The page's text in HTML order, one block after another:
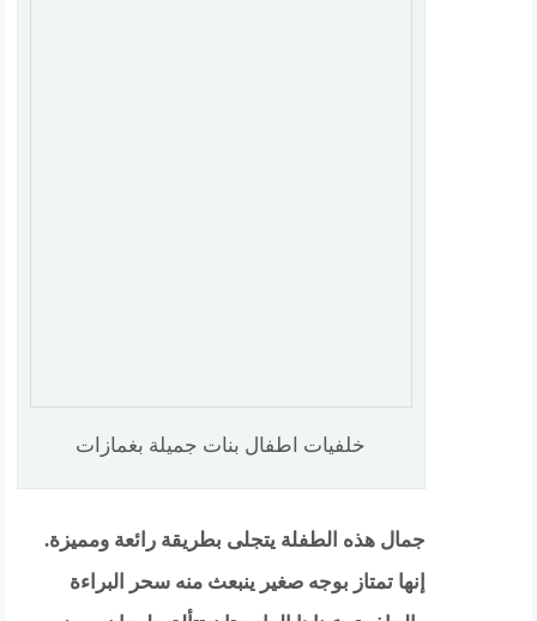
خلفيات اطفال بنات جميلة بغمازات
جمال هذه الطفلة يتجلى بطريقة رائعة ومميزة.
إنها تمتاز بوجه صغير ينبعث منه سحر البراءة